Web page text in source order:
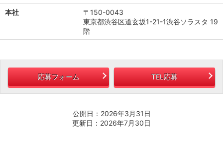
本社
〒150-0043
東京都渋谷区道玄坂1-21-1渋谷ソラスタ 19
階
応募フォーム TEL応募
公開日：2026年3月31日
更新日：2026年7月30日